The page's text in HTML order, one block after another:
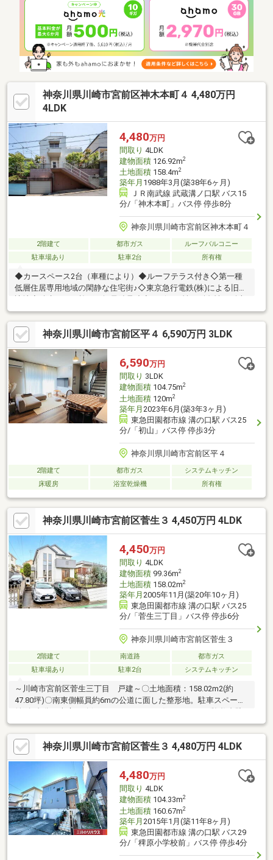
です。・広々とした庭先とウッドデッキがあり、明るく開放的で
す。・リビングダイニング部分には床暖房を設置《リフォーム履
歴》・カップボード新設、玄関にエコカラット(2015年)・外構工
事(ウッドデッキ、人工芝) (2017年)・ガレージドア新設(2021
年)・玄関ドア交換(2022年)
神奈川県川崎市宮前区神木本町４ 4,480万円
4LDK
4,480万円
間取り 4LDK
建物面積126.92m2
土地面積158.4m2
築年月 1988年3月(築38年6ヶ月)
ＪＲ南武線 武蔵溝ノ口駅 バス15
分/「神木本町」バス停 停歩8分
神奈川県川崎市宮前区神木本町４
2階建て 都市ガス
ルーフバルコニー
駐車場あり
駐車2台 所有権
◆カースペース2台（車種により）◆ルーフテラス付き◇第一種
低層住居専用地域の閑静な住宅街♪◇東京急行電鉄(株)による旧分
性に優れた「ダインコンクリート」外壁
神奈川県川崎市宮前区平４ 6,590万円 3LDK
6,590万円
間取り 3LDK
建物面積104.75m2
土地面積120m2
築年月 2023年6月(築3年3ヶ月)
東急田園都市線 溝の口駅 バス25
分/「初山」バス停 停歩3分
神奈川県川崎市宮前区平４
2階建て 都市ガス
システムキッチン
床暖房
浴室乾燥機 所有権
神奈川県川崎市宮前区菅生３ 4,450万円 4LDK
4,450万円
間取り 4LDK
建物面積99.36m2
土地面積158.02m2
築年月 2005年11月(築20年10ヶ月)
東急田園都市線 溝の口駅 バス25
分/「菅生三丁目」バス停 停歩6分
神奈川県川崎市宮前区菅生３
2階建て 南道路
都市ガス
駐車場あり
駐車2台 システムキッチン
～川崎市宮前区菅生三丁目 戸建～〇土地面積：158.02m2(約
47.80坪)〇南東側幅員約6mの公道に面した整形地。駐車スペース
車の可否は車種によります。)◎2022年10月外装メンテナンス
(外壁、屋根再塗装等)実施。◎南側に芝生の庭を設けた プライ
ベートテラスあり。◎玄関上部は吹き抜け等、 こだわりの感じ
られる建物◎ゆとりあるバルコニー
神奈川県川崎市宮前区菅生３ 4,480万円 4LDK
4,480万円
間取り 4LDK
建物面積104.33m2
土地面積160.67m2
築年月 2015年1月(築11年8ヶ月)
東急田園都市線 溝の口駅 バス29
分/「稗原小学校前」バス停 停歩4分